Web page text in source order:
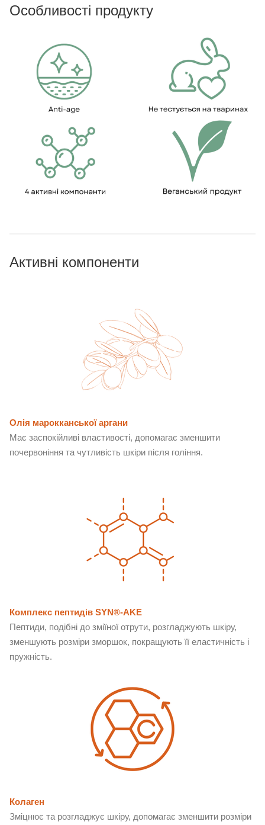
Особливості продукту
Активні компоненти
Олія марокканської аргани
Має заспокійливі властивості, допомагає зменшити
почервоніння та чутливість шкіри після гоління.
Комплекс пептидів SYN®-AKE
Пептиди, подібні до зміїної отрути, розгладжують шкіру,
зменшують розміри зморшок, покращують її еластичність і
пружність.
Колаген
Зміцнює та розгладжує шкіру, допомагає зменшити розміри